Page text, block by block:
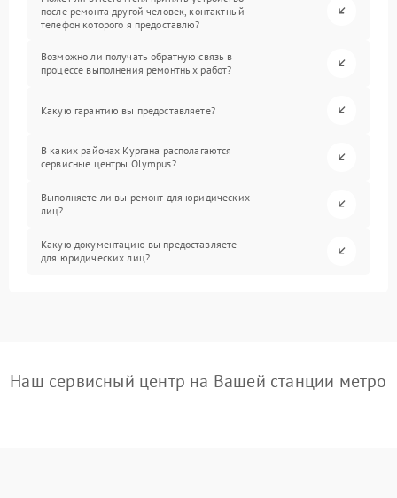
после ремонта другой человек, контактный
телефон которого я предоставлю?
Возможно ли получать обратную связь в
процессе выполнения ремонтных работ?
Какую гарантию вы предоставляете?
В каких районах Кургана располагаются
сервисные центры Olympus?
Выполняете ли вы ремонт для юридических
лиц?
Какую документацию вы предоставляете
для юридических лиц?
Наш сервисный центр на Вашей станции метро